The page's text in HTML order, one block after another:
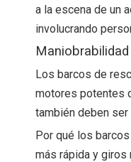
a la escena de un
involucrando
Los barcos de
motores potentes
también deben
Por qué los
más rápida y giros